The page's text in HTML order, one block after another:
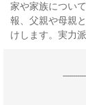
家や家族につい
報、父親や母親
けします。実力